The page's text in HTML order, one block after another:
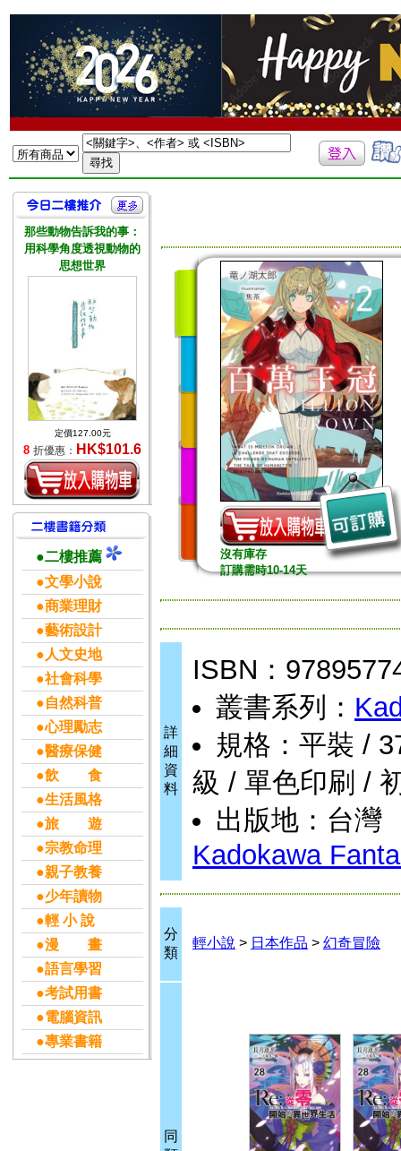
那些動物告訴我的事：
用科學角度透視動物的
思想世界
定價127.00元
8 折優惠： HK$101.6
●二樓推薦
●文學小說
●商業理財
●藝術設計
●人文史地
●社會科學
●自然科普
●心理勵志
●醫療保健
●飲 食
●生活風格
●旅 遊
●宗教命理
●親子教養
●少年讀物
●輕 小 說
●漫 畫
●語言學習
●考試用書
●電腦資訊
●專業書籍
沒有庫存
訂購需時10-14天
詳
細
資
料
ISBN：
叢書系列：
規格：平裝 /
級 / 單色印刷 /
出版地：台灣
Kadokawa
分
類
輕小說 > 日本作品 > 幻奇冒險
同